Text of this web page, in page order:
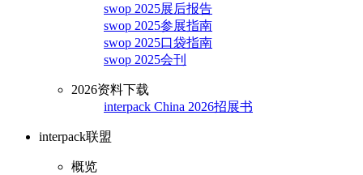
swop 2025展后报告
swop 2025参展指南
swop 2025口袋指南
swop 2025会刊
2026资料下载
interpack China 2026招展书
interpack联盟
概览